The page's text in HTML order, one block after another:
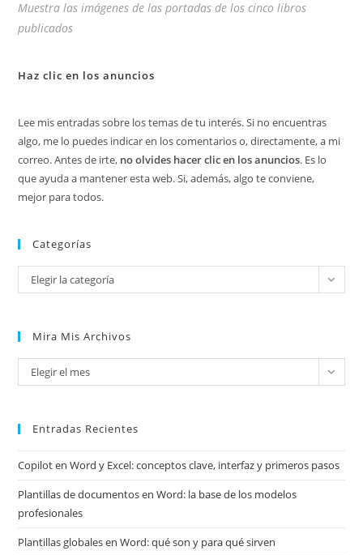
Muestra las imágenes de las portadas de los cinco libros
publicados
Haz clic en los anuncios
Lee mis entradas sobre los temas de tu interés. Si no encuentras
algo, me lo puedes indicar en los comentarios o, directamente, a mi
correo. Antes de irte, no olvides hacer clic en los anuncios. Es lo
que ayuda a mantener esta web. Si, además, algo te conviene,
mejor para todos.
Categorías
Categorías
Elegir la categoría
Mira Mis Archivos
Mira
mis
Elegir el mes
Entradas Recientes
Copilot en Word y Excel: conceptos clave, interfaz y primeros pasos
Plantillas de documentos en Word: la base de los modelos
profesionales
Plantillas globales en Word: qué son y para qué sirven